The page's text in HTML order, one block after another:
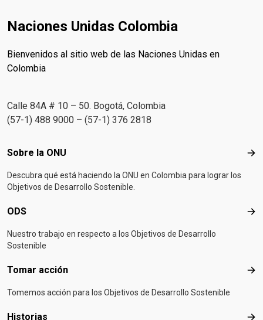
Naciones Unidas Colombia
Bienvenidos al sitio web de las Naciones Unidas en
Colombia
Calle 84A # 10 – 50. Bogotá, Colombia
(57-1) 488 9000 – (57-1) 376 2818
Footer menu
Sobre la ONU
Descubra qué está haciendo la ONU en Colombia para lograr los
Objetivos de Desarrollo Sostenible.
ODS
Nuestro trabajo en respecto a los Objetivos de Desarrollo
Sostenible
Tomar acción
Tomemos acción para los Objetivos de Desarrollo Sostenible
Historias